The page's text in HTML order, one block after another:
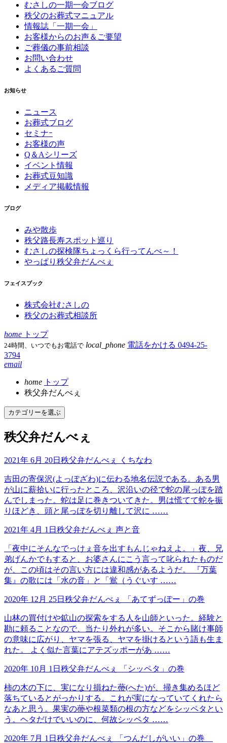
むさしの一期一会ブログ
秩父のお葬式マニュアル
情報誌「一期一会」
お客様からのお声＆ご要望
ご葬儀の事前相談
お問い合わせ
よくあるご質問
お知らせ
ニュース
お葬式ブログ
セミナｰ
お客様の声
Q＆Aシリーズ
イベント情報
お葬式豆知識
メディア掲載情報
ブログ
みや散歩
秩父路長寿スポット巡り
むさしの探検隊ちょっくら行ってんべ～！
やっぱり秩父弁だんべぇ
フェイスブック
株式会社むさしの
秩父のお葬式相談所
home トップ
24時間、いつでもお電話で local_phone 電話をかける 0494-25-
3794
email
home トップ
秩父弁だんべぇ
カテゴリーを選ぶ
秩父弁だんべぇ
2021年 6月 20日 秩父弁だんべぇ くちなわ
吉田の寄保沢(よっぽざわ)に伝わる地名伝説である。ある男
が山に薪拾いに行ったところ、沢沿いの径で蛇の尾っぽを踏
んでしまった。蛇は足に巻きついてきた。男は慌てて蛇を振
りほどき、頭と尾っぽを切り離して沢に ……
2021年 4月 1日 秩父弁だんべぇ 声と音
「夜中にそんなでっけぇ音を出すもんじゃねえよ。」夜、兄
弟げんかでもすると、お婆さんにこう言って叱られたものだ
が、この頃はその言い方には違和感があるようだ。 『万葉
集』の歌には「水の音」と「鴬（うぐいす ……
2020年 12月 25日 秩父弁だんべぇ 「あてずっぽー」の巻
山林の買付けや鉱山の探索をする人を山師といった。経験と
勘に頼ることなので、当たり外れが多い。そこから賭け事師
の意味に広がり、ヤマを張る、ヤマを掛けるという語も生ま
れた。 よく似た言葉にアテズッポーがあ ……
2020年 10月 1日 秩父弁だんべぇ 「シッペタ」の巻
柿の木の下に、実になり損ねた蔕(へた)が、掃き集めるほど
落ちているとがっかりする。これが実になっていてくれたら
なあと思う。果実の蔕や根菜類の根の方などをシッペタとい
う。ヘタだけでいいのに、何故シッペタ ……
2020年 7月 1日 秩父弁だんべぇ 「つんだしがいい」の巻